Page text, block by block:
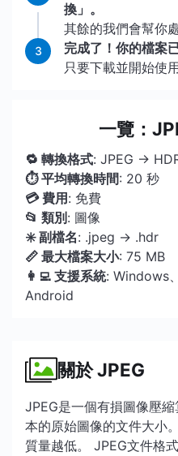
換」。
其餘的我們會幫你
3
完成了！你的檔案
只要下載並開始使
一覽：
🔁 轉換格式: JPEG →
⏱ 平均轉換時間: 20 秒
💳 費用 : 免費
📂 類別 : 圖像
✳️ 副檔名: .jpeg → .hdr
📏 最大檔案大小: 75 MB
👩‍💻 支援系統: Windows
Android
關於 JPEG
JPEG是一個有損圖像壓
本的原始圖像的文件大小
質量越低。 JPEG文件格